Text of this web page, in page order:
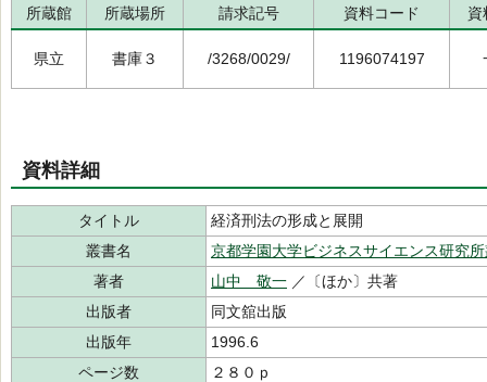
所蔵館 所蔵場所 請求記号 資料コード 資
県立 書庫３ /3268/0029/ 1196074197
資料詳細
タイトル
経済刑法の形成と展開
叢書名
京都学園大学ビジネスサイエンス研究
著者
山中 敬一 ／〔ほか〕共著
出版者
同文舘出版
出版年
1996.6
ページ数
２８０ｐ